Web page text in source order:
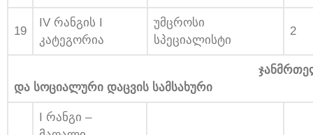
19
IV რანგის I
კატეგორია
უმცროსი
სპეციალისტი
2
და სოციალური დაცვის სამსახური
I რანგი –